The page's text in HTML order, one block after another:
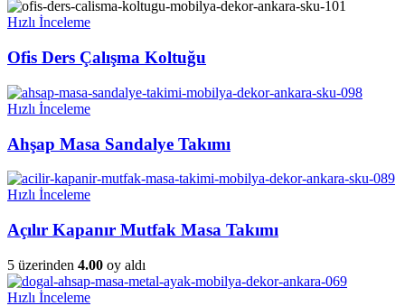
Hızlı İnceleme
Ofis Ders Çalışma Koltuğu
Hızlı İnceleme
Ahşap Masa Sandalye Takımı
Hızlı İnceleme
Açılır Kapanır Mutfak Masa Takımı
5 üzerinden 4.00 oy aldı
Hızlı İnceleme